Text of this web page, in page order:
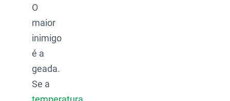
O
maior
inimigo
é a
geada.
Se a